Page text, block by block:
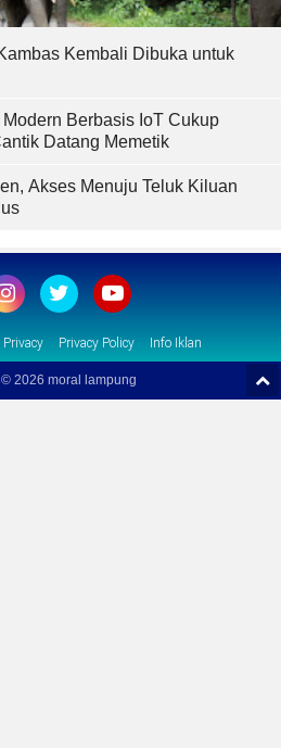
Kembali Dibuka untuk
Berbasis IoT Cukup
Datang Memetik
Akses Menuju Teluk Kiluan
Privacy Privacy Policy Info Iklan
© 2026 moral lampung